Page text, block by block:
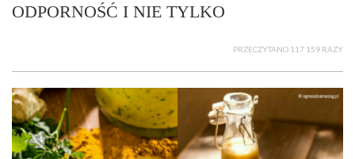
ODPORNOŚĆ I NIE TYLKO
PRZECZYTANO 117 159 RAZY